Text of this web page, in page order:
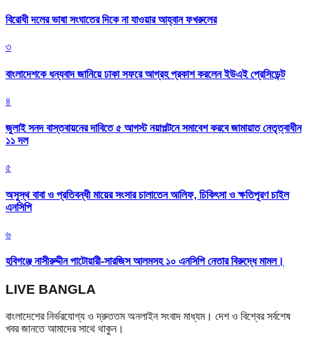
বিরোধী দলের ভাষা সংঘাতের দিকে না যাওয়ার আহ্বান ফখরুলের
৩
বাংলাদেশকে ধন্যবাদ জানিয়ে ঢাকা সফরে আগ্রহ প্রকাশ করলেন ইউএই প্রেসিডেন্ট
৪
জুলাই সনদ বাস্তবায়নের দাবিতে ৫ আগস্ট নয়াপল্টনে সমাবেশ করবে জামায়াত নেতৃত্বাধীন
১১ দল
৫
অসুস্থ বাবা ও প্রতিবন্ধী মায়ের সংসার চালাতেন আলিফ, চিকিৎসা ও ক্ষতিপূরণ চাইল
এনসিপি
৬
হবিগঞ্জে নাসীরুদ্দীন পাটোয়ারী-সারজিস আলমসহ ১০ এনসিপি নেতার বিরুদ্ধে মামল।
LIVE BANGLA
বাংলাদেশের নির্ভরযোগ্য ও দ্রুততম অনলাইন সংবাদ মাধ্যম। দেশ ও বিশ্বের সর্বশেষ
খবর জানতে আমাদের সাথে থাকুন।